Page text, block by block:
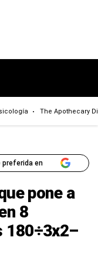
The Apothecary
preferida en
pone a
8
180÷3x2–